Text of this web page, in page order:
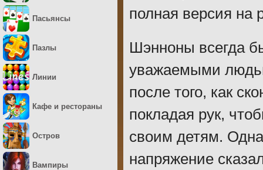
полная версия на
Шэнноны всегда
уважаемыми
после того, как
покладая рук,
своим детям.
напряжение
Пасьянсы
Пазлы
Линии
Кафе и рестораны
Остров
Вампиры